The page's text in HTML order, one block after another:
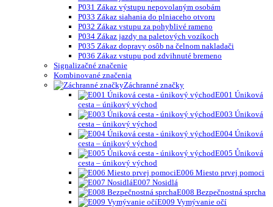
P031 Zákaz výstupu nepovolaným osobám
P033 Zákaz siahania do plniaceho otvoru
P032 Zákaz vstupu za pohyblivé rameno
P034 Zákaz jazdy na paletových vozíkoch
P035 Zákaz dopravy osôb na čelnom nakladači
P036 Zákaz vstupu pod zdvihnuté bremeno
Signalizačné značenie
Kombinované značenia
Záchranné značky
E001 Úniková
cesta – únikový východ
E003 Úniková
cesta – únikový východ
E004 Úniková
cesta – únikový východ
E005 Ůniková
cesta – únikový východ
E006 Miesto prvej pomoci
E007 Nosidlá
E008 Bezpečnostná sprcha
E009 Vymývanie očí